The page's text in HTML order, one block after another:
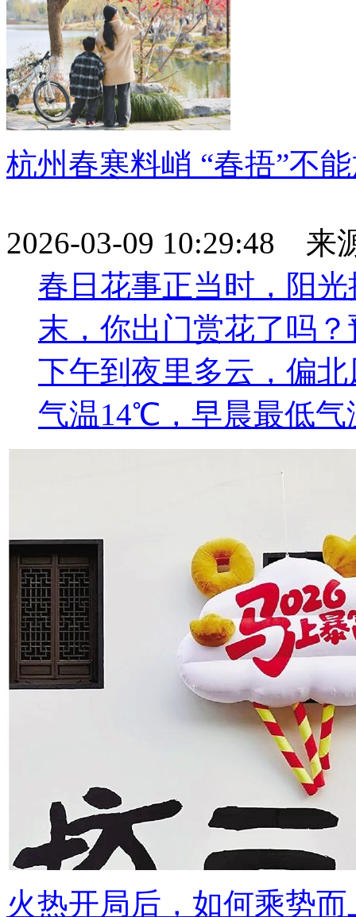
杭州春寒料峭 “春捂”不
2026-03-09 10:29:48 来
春日花事正当时，阳
末，你出门赏花了吗
下午到夜里多云，偏
气温14℃，早晨最低
火热开局后，如何乘势